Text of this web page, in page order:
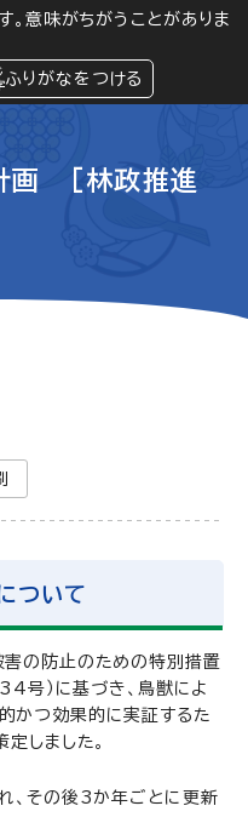
。意味がちがうことがありま
ふりがなをつける
閲覧支援
緊急情報
画 [林政推進
ついて
害の防止のための特別措置
号）に基づき、鳥獣によ
かつ効果的に実証するた
しました。
、その後3か年ごとに更新